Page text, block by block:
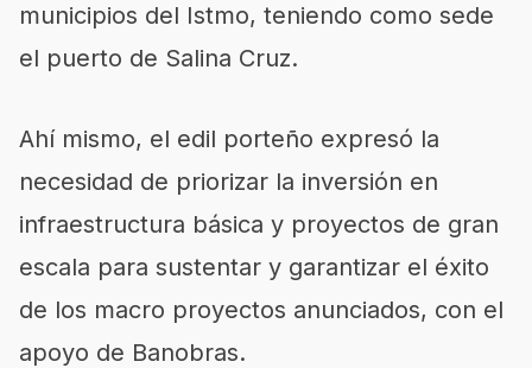
municipios del Istmo, teniendo como sede
el puerto de Salina Cruz.
Ahí mismo, el edil porteño expresó la
necesidad de priorizar la inversión en
infraestructura básica y proyectos de gran
escala para sustentar y garantizar el éxito
de los macro proyectos anunciados, con el
apoyo de Banobras.